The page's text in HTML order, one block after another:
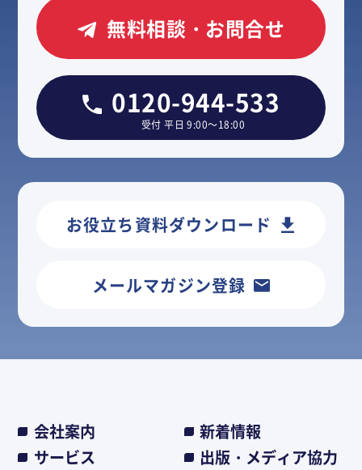
無料相談・お問合せ
0120-944-533
受付 平日 9:00～18:00
お役立ち資料ダウンロード
メールマガジン登録
会社案内
新着情報
サービス
出版・メディア協力